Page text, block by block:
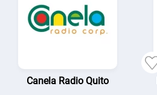
Canela Radio Quito